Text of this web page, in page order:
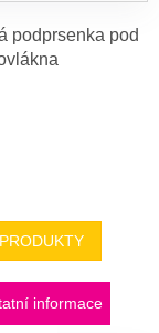
podprsenka pod
informace